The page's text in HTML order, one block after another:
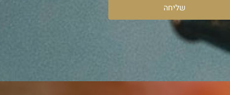
שליחה